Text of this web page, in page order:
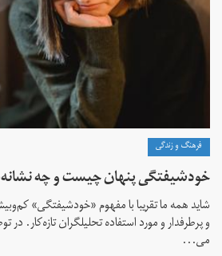
فرهنگ و زندگی
خودشیفتگی پنهان چیست و چه
شاید همه ما تقریبا با مفهوم «خودشیفتگی»
و پرطرفدار و مورد استفاده تحلیلگران تازه‌کار.
می...